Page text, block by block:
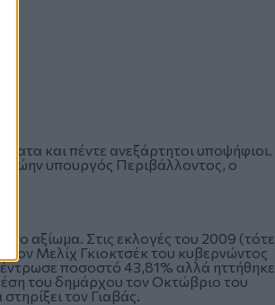
και πέντε ανεξάρτητοι υποψήφιοι.
πρώην υπουργός Περιβάλλοντος, ο
το αξίωμα. Στις εκλογές του 2009 (τότε
τον Μελίχ Γκιοκτσέκ του κυβερνώντος
ποσοστό 43,81% αλλά ηττήθηκε
του δημάρχου τον Οκτώβριο του
τον Γιαβάς.